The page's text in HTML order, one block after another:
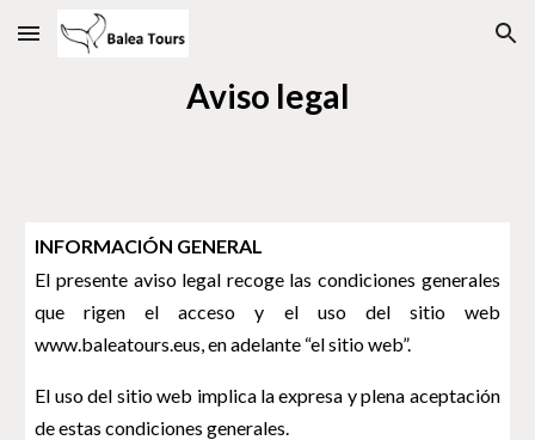
Skip to main content Skip to navigation
Aviso legal
INFORMACIÓN GENERAL
El presente aviso legal recoge las condiciones generales
que rigen el acceso y el uso del sitio web
www.baleatours.eus, en adelante “el sitio web”.
El uso del sitio web implica la expresa y plena aceptación
de estas condiciones generales.